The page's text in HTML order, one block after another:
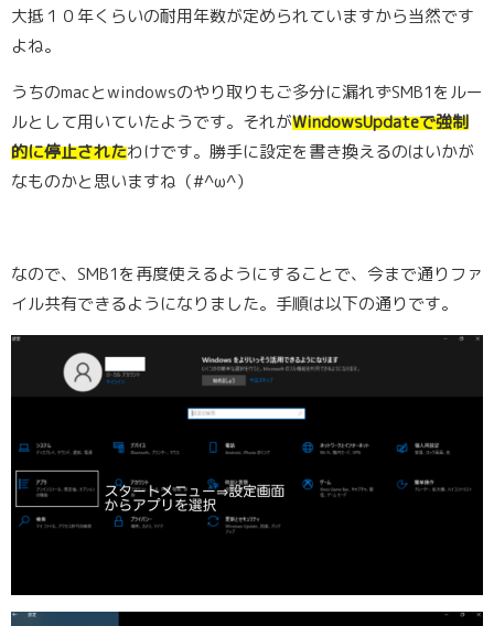
大抵１０年くらいの耐用年数が定められていますから当然です
よね。
うちのmacとwindowsのやり取りもご多分に漏れずSMB1をルー
ルとして用いていたようです。それがWindowsUpdateで強制
的に停止されたわけです。勝手に設定を書き換えるのはいかが
なものかと思いますね（#^ω^）
なので、SMB1を再度使えるようにすることで、今まで通りファ
イル共有できるようになりました。手順は以下の通りです。